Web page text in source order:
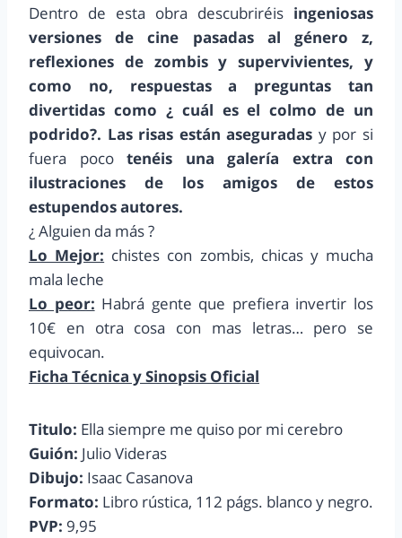
Dentro de esta obra descubriréis ingeniosas
versiones de cine pasadas al género z,
reflexiones de zombis y supervivientes, y
como no, respuestas a preguntas tan
divertidas como ¿ cuál es el colmo de un
podrido?. Las risas están aseguradas y por si
fuera pocotenéis una galería extra con
ilustraciones de los amigos de estos
estupendos autores.
¿ Alguien da más ?
Lo Mejor: chistes con zombis, chicas y mucha
mala leche
Lo peor: Habrá gente que prefiera invertir los
10€ en otra cosa con mas letras… pero se
equivocan.
Ficha Técnica y Sinopsis Oficial
Titulo: Ella siempre me quiso por mi cerebro
Guión: Julio Videras
Dibujo: Isaac Casanova
Formato: Libro rústica, 112 págs. blanco y negro.
PVP: 9,95